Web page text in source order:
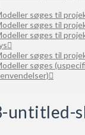
søges til
søges til
søges til
søges til
søges
untitled-